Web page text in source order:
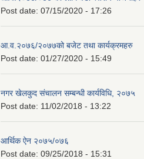
Post date: 07/15/2020 - 17:26
आ.व.२०७६/२०७७को बजेट तथा कार्यक्रमहरु
Post date: 01/27/2020 - 15:49
नगर खेलकुद संचालन सम्बन्धी कार्यविधि, २०७५
Post date: 11/02/2018 - 13:22
आर्थिक ऐन २०७५/०७६
Post date: 09/25/2018 - 15:31